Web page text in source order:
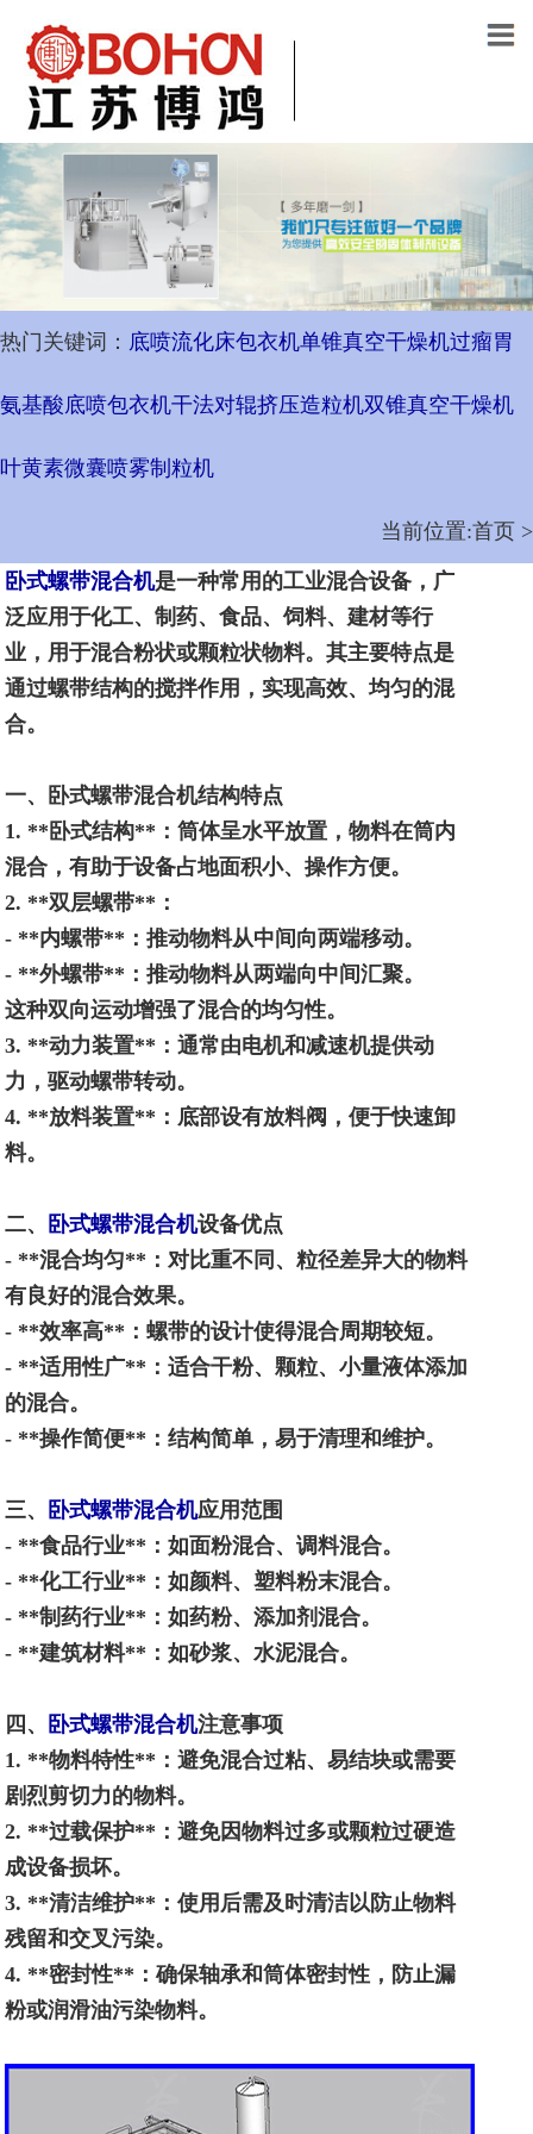
热门关键词： 底喷流化床包衣机单锥真空干燥机过瘤胃
氨基酸底喷包衣机干法对辊挤压造粒机双锥真空干燥机
叶黄素微囊喷雾制粒机
当前位置:首页 >
卧式螺带混合机是一种常用的工业混合设备，广
泛应用于化工、制药、食品、饲料、建材等行
业，用于混合粉状或颗粒状物料。其主要特点是
通过螺带结构的搅拌作用，实现高效、均匀的混
合。
一、卧式螺带混合机结构特点
1. ** 卧式结构** ：筒体呈水平放置，物料在筒内
混合，有助于设备占地面积小、操作方便。
2. **双层螺带** ：
- **内螺带** ：推动物料从中间向两端移动。
- **外螺带** ：推动物料从两端向中间汇聚。
这种双向运动增强了混合的均匀性。
3. **动力装置** ：通常由电机和减速机提供动
力，驱动螺带转动。
4. **放料装置** ：底部设有放料阀，便于快速卸
料。
二、 卧式螺带混合机设备优点
- **混合均匀** ：对比重不同、粒径差异大的物料
有良好的混合效果。
- **效率高** ：螺带的设计使得混合周期较短。
- **适用性广** ：适合干粉、颗粒、小量液体添加
的混合。
- **操作简便** ：结构简单，易于清理和维护。
三、 卧式螺带混合机应用范围
- **食品行业** ：如面粉混合、调料混合。
- **化工行业** ：如颜料、塑料粉末混合。
- **制药行业** ：如药粉、添加剂混合。
- **建筑材料** ：如砂浆、水泥混合。
四、 卧式螺带混合机注意事项
1. **物料特性** ：避免混合过粘、易结块或需要
剧烈剪切力的物料。
2. **过载保护** ：避免因物料过多或颗粒过硬造
成设备损坏。
3. **清洁维护** ：使用后需及时清洁以防止物料
残留和交叉污染。
4. **密封性** ：确保轴承和筒体密封性，防止漏
粉或润滑油污染物料。